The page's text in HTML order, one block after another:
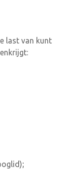
last van kunt